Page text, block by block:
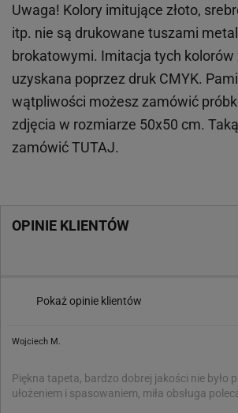
Uwaga! Kolory imitujące złoto,
itp. nie są drukowane tuszami
brokatowymi. Imitacja tych kolorów
uzyskana poprzez druk CMYK.
wątpliwości możesz zamówić
zdjęcia w rozmiarze 50x50 cm.
zamówićTUTAJ.
OPINIE KLIENTÓW
Pokaż opinie klientów
Wojciech M.
Piękna tapeta, bardzo dobrej jakości nie było
ułożeniem i spasowaniem, miła obsługa